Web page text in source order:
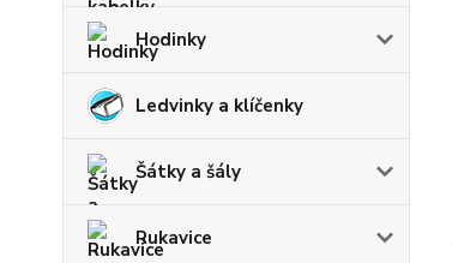
Hodinky
Ledvinky a klíčenky
Šátky a šály
Rukavice